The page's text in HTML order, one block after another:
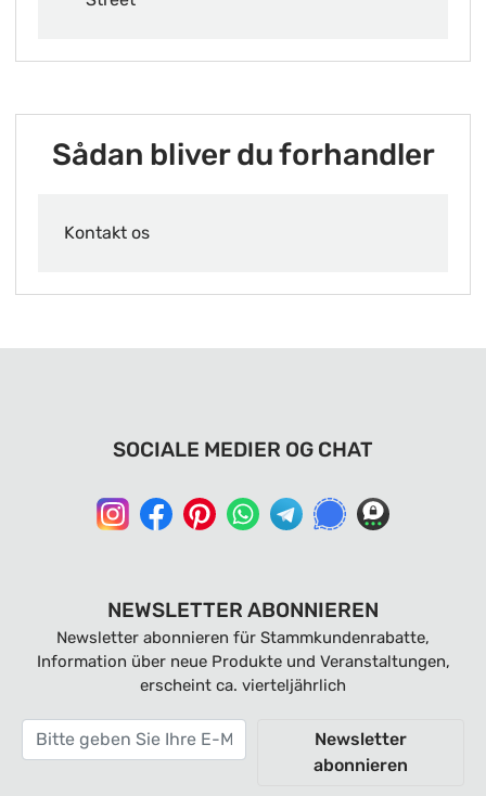
Sådan bliver du forhandler
Kontakt os
SOCIALE MEDIER OG CHAT
NEWSLETTER ABONNIEREN
Newsletter abonnieren für Stammkundenrabatte,
Information über neue Produkte und Veranstaltungen,
erscheint ca. vierteljährlich
Newsletter
abonnieren